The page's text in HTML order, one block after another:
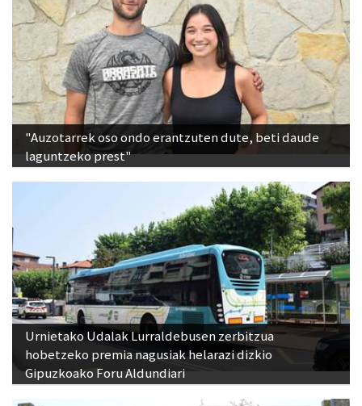
"Auzotarrek oso ondo erantzuten dute, beti daude
laguntzeko prest"
Urnietako Udalak Lurraldebusen zerbitzua
hobetzeko premia nagusiak helarazi dizkio
Gipuzkoako Foru Aldundiari